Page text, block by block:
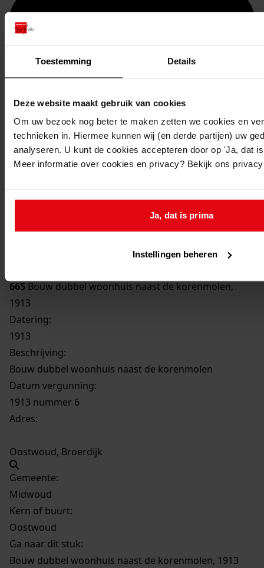
Toestemming Details
Deze website maakt gebruik van cookies
Om uw bezoek nog beter te maken zetten we cookies en
technieken in. Hiermee kunnen wij (en derde partijen) uw
analyseren. U kunt de cookies accepteren door op 'Ja, dat
Meer informatie over cookies en privacy? Bekijk ons
Ja, dat is prima
Instellingen beheren
Printen
duurzaam webadres
Bouwvergunningen uit toegang 0822
665 Bouw dubbel woonhuis naast de korenmolen,
1913
Datering:
1913
Beschrijving:
Bouw dubbel woonhuis naast de korenmolen
Datum vergunning:
1913 nummer 6
Adres:
Oostwoud, Broerdijk
Gemeente:
Midwoud
Kern of buurt:
Oostwoud
Ga naar dit stuk:
Bouw dubbel woonhuis naast de korenmolen, 1913